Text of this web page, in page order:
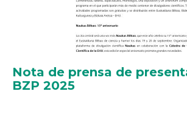
Nota de prensa de
BZP 2025